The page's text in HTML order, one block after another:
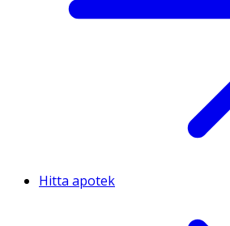
Hitta apotek